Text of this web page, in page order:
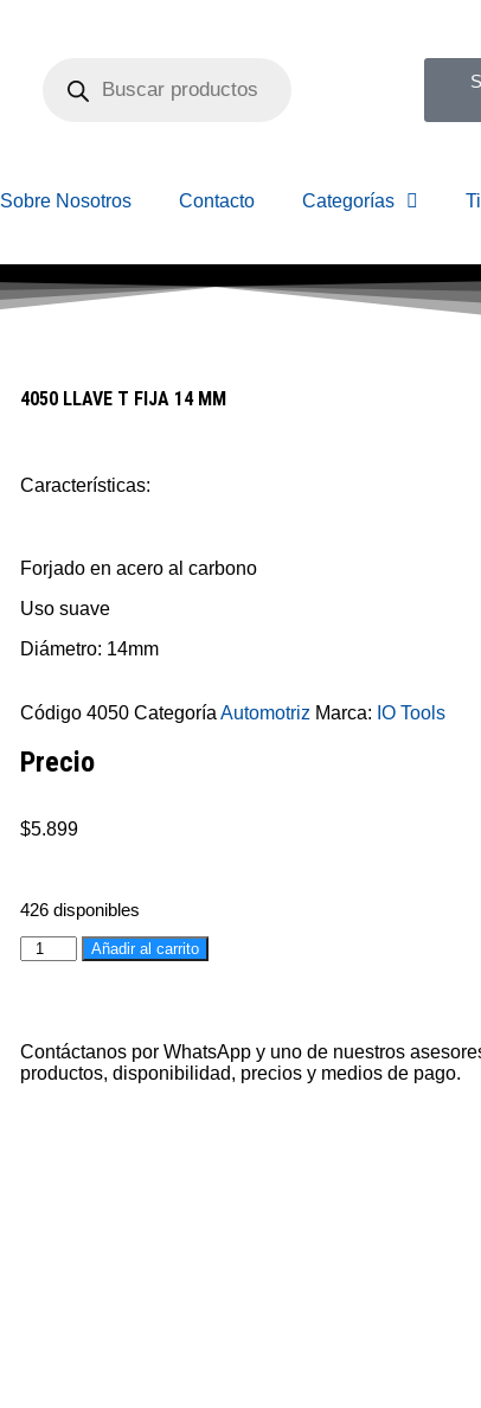
Sobre Nosotros Contacto Categorías
4050 LLAVE T FIJA 14 MM
Características:
Forjado en acero al carbono
Uso suave
Diámetro: 14mm
Código 4050 Categoría Automotriz Marca: IO Tools
Precio
$5.899
426 disponibles
Añadir al carrito
Contáctanos por WhatsApp y uno de nuestros
productos, disponibilidad, precios y medios de pago.